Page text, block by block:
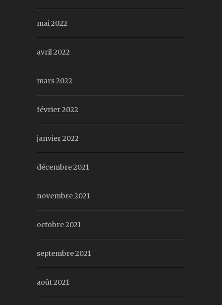
mai 2022
avril 2022
mars 2022
février 2022
janvier 2022
décembre 2021
novembre 2021
octobre 2021
septembre 2021
août 2021